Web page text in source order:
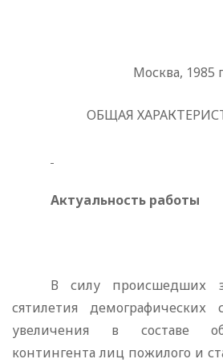
Москва, 1985
ОБЩАЯ
Актуальность работы
В силу происшедших
сятилетия демографических
увеличения в сос­таве
контингента лиц пожилого и